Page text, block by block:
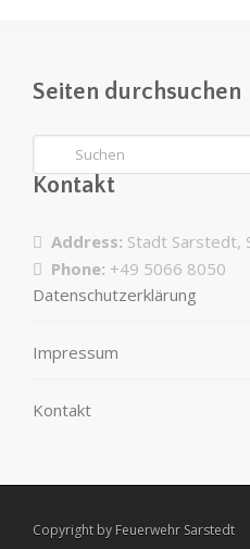
Seiten durchsuchen
Kontakt
Address: Stadt Sarstedt,
Phone: +49 5066 8050
Datenschutzerklärung
Impressum
Kontakt
Copyright by Feuerwehr Sarstedt